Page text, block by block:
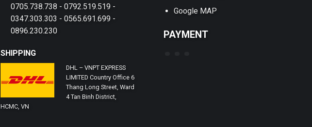
0705.738.738 - 0792.519.519 -
0347.303.303 - 0565.691.699 -
0896.230.230
SHIPPING
DHL – VNPT EXPRESS
LIMITED Country Office 6
Thang Long Street, Ward
4 Tan Binh District,
HCMC, VN
Google MAP
PAYMENT